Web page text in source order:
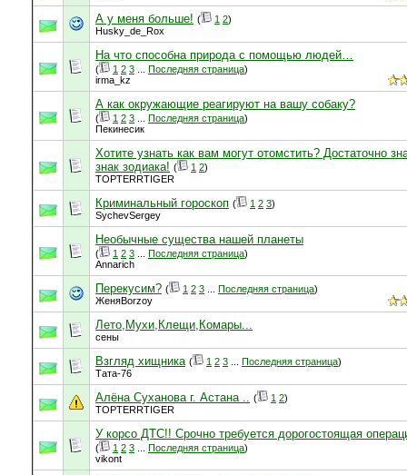
А у меня больше! ( 1 2)
Husky_de_Rox
На что способна природа с помощью людей…
( 1 2 3 Последняя страница)
irma_kz
А как окружающие реагируют на вашу собаку?
( 1 2 3 Последняя страница)
Пекинесик
Хотите узнать как вам могут отомстить? Достаточно
знак зодиака! ( 1 2)
TOPTERRTIGER
Криминальный гороскоп ( 1 2 3)
SychevSergey
Необычные существа нашей планеты
( 1 2 3 Последняя страница)
Annarich
Перекусим? ( 1 2 3 Последняя страница)
ЖеняBorzoy
Лето,Мухи,Клещи,Комары...
сены
Взгляд хищника ( 1 2 3 Последняя страница)
Тата-76
Алёна Суханова г. Астана .. ( 1 2)
TOPTERRTIGER
У корсо ДТС!! Срочно требуется дорогостоящая
( 1 2 3 Последняя страница)
vikont